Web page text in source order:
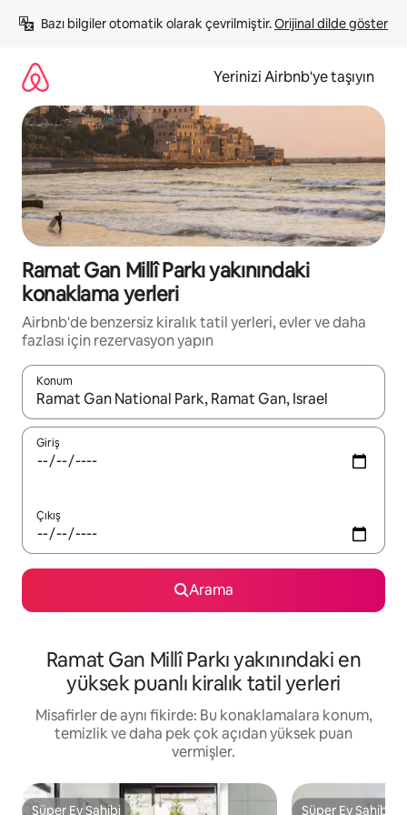
atla
Bazı bilgiler otomatik olarak çevrilmiştir. Orijinal dilde göster
Yerinizi Airbnb'ye taşıyın
Ramat Gan Millî Parkı yakınındaki
konaklama yerleri
Airbnb'de benzersiz kiralık tatil yerleri, evler ve daha
fazlası için rezervasyon yapın
Konum
Sonuçlar kullanılabilir olduğunda yukarı ve aşağı oklarıyla
Giriş
Çıkış
Arama
Ramat Gan Millî Parkı yakınındaki en
yüksek puanlı kiralık tatil yerleri
Misafirler de aynı fikirde: Bu konaklamalara konum,
temizlik ve daha pek çok açıdan yüksek puan
vermişler.
Süper Ev Sahibi Süper Ev Sahibi